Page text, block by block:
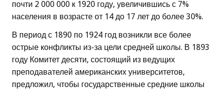
почти 2 000 000 к 1920 году, увеличившись с 7%
населения в возрасте от 14 до 17 лет до более 30%.
В период с 1890 по 1924 год возникли все более
острые конфликты из-за цели средней школы. В 1893
году Комитет десяти, состоящий из ведущих
преподавателей американских университетов,
предложил, чтобы государственные средние школы